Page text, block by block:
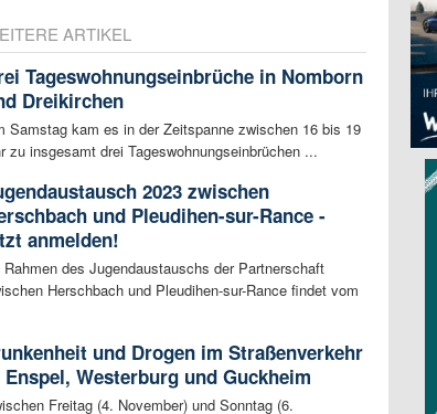
ARTIKEL
Tageswohnungseinbrüche in Nomborn
Dreikirchen
Samstag kam es in der Zeitspanne zwischen 16 bis 19
zu insgesamt drei Tageswohnungseinbrüchen ...
2023 zwischen
und Pleudihen-sur-Rance -
anmelden!
Rahmen des Jugendaustauschs der Partnerschaft
Herschbach und Pleudihen-sur-Rance findet vom
und Drogen im Straßenverkehr
Enspel, Westerburg und Guckheim
Freitag (4. November) und Sonntag (6.